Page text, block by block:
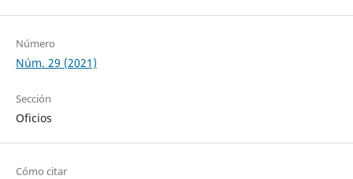
Número
Núm. 29 (2021)
Sección
Oficios
Cómo citar